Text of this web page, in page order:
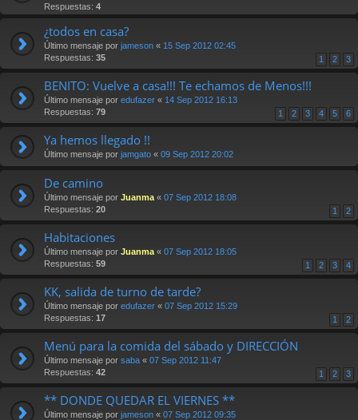
Respuestas: 4
¿todos en casa?
Último mensaje por jameson « 15 Sep 2012 02:45
Respuestas: 35 1 2 3
BENITO: Vuelve a casa!!! Te echamos de Menos!!!
Último mensaje por edufazer « 14 Sep 2012 16:13
Respuestas: 79 1 2 3 4 5 6
Ya hemos llegado !!
Último mensaje por jamgato « 09 Sep 2012 20:02
De camino
Último mensaje por Juanma « 07 Sep 2012 18:08
Respuestas: 20 1 2
Habitaciones
Último mensaje por Juanma « 07 Sep 2012 18:05
Respuestas: 59 1 2 3 4
KK, salida de turno de tarde?
Último mensaje por edufazer « 07 Sep 2012 15:29
Respuestas: 17 1 2
Menú para la comida del sábado y DIRECCIÓN
Último mensaje por saba « 07 Sep 2012 11:47
Respuestas: 42 1 2 3
** DONDE QUEDAR EL VIERNES **
Último mensaje por jameson « 07 Sep 2012 09:35